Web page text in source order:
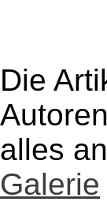
Die
alles
Galerie